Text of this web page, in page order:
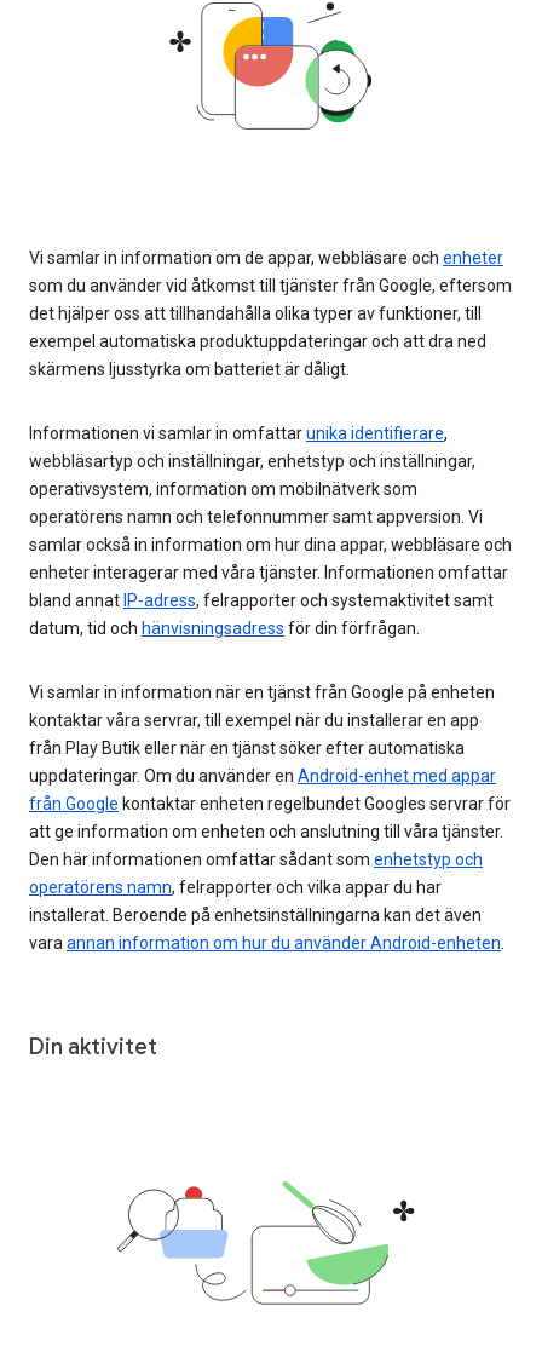
Vi samlar in information om de appar, webbläsare och enheter
som du använder vid åtkomst till tjänster från Google, eftersom
det hjälper oss att tillhandahålla olika typer av funktioner, till
exempel automatiska produktuppdateringar och att dra ned
skärmens ljusstyrka om batteriet är dåligt.
Informationen vi samlar in omfattarunika identifierare,
webbläsartyp och inställningar, enhetstyp och inställningar,
operativsystem, information om mobilnätverk som
operatörens namn och telefonnummer samt appversion. Vi
samlar också in information om hur dina appar, webbläsare och
enheter interagerar med våra tjänster. Informationen omfattar
bland annat IP-adress, felrapporter och systemaktivitet samt
datum, tid och hänvisningsadress för din förfrågan.
Vi samlar in information när en tjänst från Google på enheten
kontaktar våra servrar, till exempel när du installerar en app
från Play Butik eller när en tjänst söker efter automatiska
uppdateringar. Om du använder en Android-enhet med appar
från Google kontaktar enheten regelbundet Googles servrar för
att ge information om enheten och anslutning till våra tjänster.
Den här informationen omfattar sådant som enhetstyp och
operatörens namn, felrapporter och vilka appar du har
installerat. Beroende på enhetsinställningarna kan det även
varaannan information om hur du använder Android-enheten.
Din aktivitet